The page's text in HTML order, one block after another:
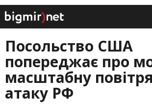
Посольство США
попереджає про
масштабну
атаку РФ